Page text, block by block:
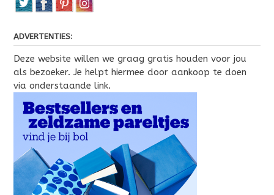
ADVERTENTIES:
Deze website willen we graag gratis houden voor jou
als bezoeker. Je helpt hiermee door aankoop te doen
via onderstaande link.